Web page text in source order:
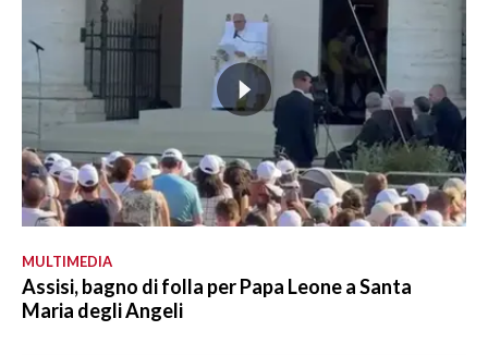
MULTIMEDIA
Assisi, bagno di folla per Papa Leone a Santa
Maria degli Angeli